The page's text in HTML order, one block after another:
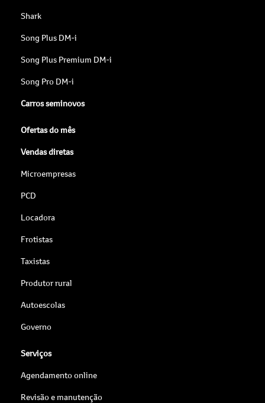
Shark
Song Plus DM-i
Song Plus Premium DM-i
Song Pro DM-i
Carros seminovos
Ofertas do mês
Vendas diretas
Microempresas
PCD
Locadora
Frotistas
Taxistas
Produtor rural
Autoescolas
Governo
Serviços
Agendamento online
Revisão e manutenção